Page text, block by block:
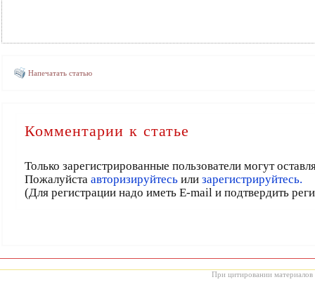
Напечатать статью
Комментарии к статье
Только зарегистрированные пользователи могут
Пожалуйста авторизируйтесьили зарегистрируйтесь.
(Для регистрации надо иметь E-mail и подтвердить
При цитировании материалов